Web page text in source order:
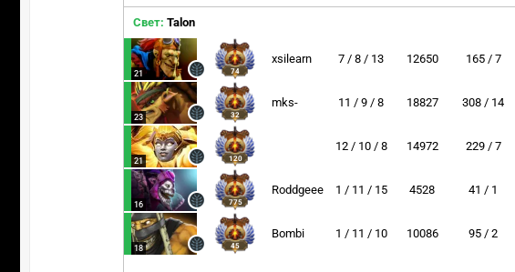
Свет: Talon
21 74
xsilearn 7 / 8 / 13 12650 165 / 7
23 32
mks- 11 / 9 / 8 18827 308 / 14
21 120
12 / 10 / 8 14972 229 / 7
16 775
Roddgeee 1 / 11 / 15 4528 41 / 1
18 45
Bombi 1 / 11 / 10 10086 95 / 2